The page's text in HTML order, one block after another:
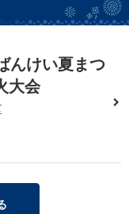
んけい夏まつ
大会